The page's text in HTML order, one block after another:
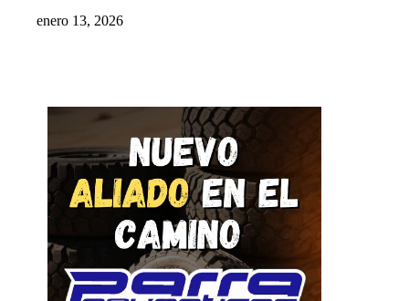
enero 13, 2026